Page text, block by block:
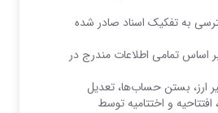
به تفکیک اسناد صادر شده
اساس تمامی اطلاعات مندرج در
ارز، بستن حساب‌‌ها، تعدیل
و اختتامیه توسط